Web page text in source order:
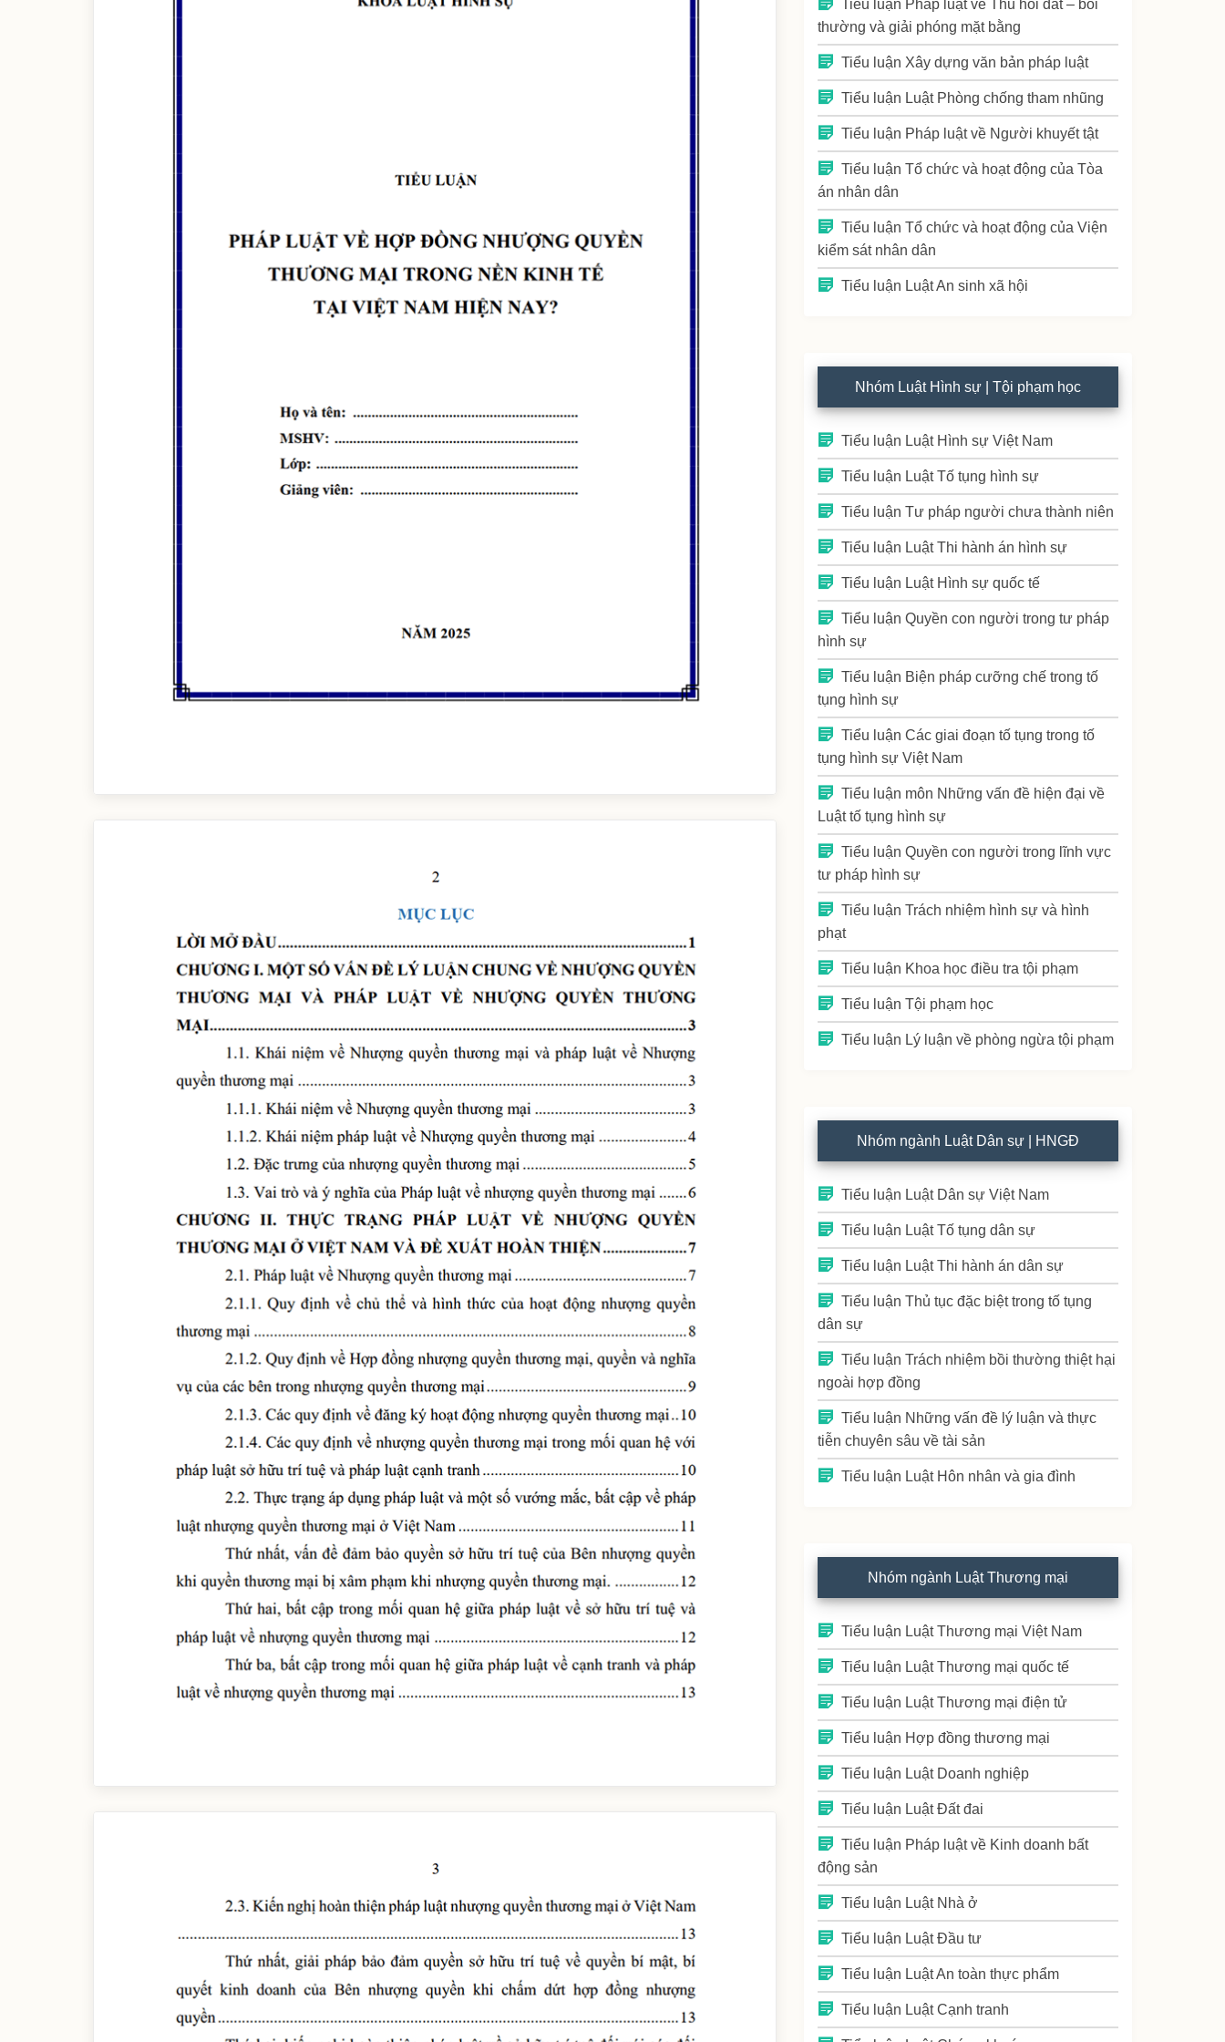
Tiểu luận Pháp luật về Thu hồi đất – bồi
thường và giải phóng mặt bằng
Tiểu luận Xây dựng văn bản pháp luật
Tiểu luận Luật Phòng chống tham nhũng
Tiểu luận Pháp luật về Người khuyết tật
Tiểu luận Tổ chức và hoạt động của Tòa
án nhân dân
Tiểu luận Tổ chức và hoạt động của Viện
kiểm sát nhân dân
Tiểu luận Luật An sinh xã hội
Nhóm Luật Hình sự | Tội phạm học
Tiểu luận Luật Hình sự Việt Nam
Tiểu luận Luật Tố tụng hình sự
Tiểu luận Tư pháp người chưa thành niên
Tiểu luận Luật Thi hành án hình sự
Tiểu luận Luật Hình sự quốc tế
Tiểu luận Quyền con người trong tư pháp
hình sự
Tiểu luận Biện pháp cưỡng chế trong tố
tụng hình sự
Tiểu luận Các giai đoạn tố tụng trong tố
tụng hình sự Việt Nam
Tiểu luận môn Những vấn đề hiện đại về
Luật tố tụng hình sự
Tiểu luận Quyền con người trong lĩnh vực
tư pháp hình sự
Tiểu luận Trách nhiệm hình sự và hình
phạt
Tiểu luận Khoa học điều tra tội phạm
Tiểu luận Tội phạm học
Tiểu luận Lý luận về phòng ngừa tội phạm
Nhóm ngành Luật Dân sự | HNGĐ
Tiểu luận Luật Dân sự Việt Nam
Tiểu luận Luật Tố tụng dân sự
Tiểu luận Luật Thi hành án dân sự
Tiểu luận Thủ tục đặc biệt trong tố tụng
dân sự
Tiểu luận Trách nhiệm bồi thường thiệt hại
ngoài hợp đồng
Tiểu luận Những vấn đề lý luận và thực
tiễn chuyên sâu về tài sản
Tiểu luận Luật Hôn nhân và gia đình
Nhóm ngành Luật Thương mại
Tiểu luận Luật Thương mại Việt Nam
Tiểu luận Luật Thương mại quốc tế
Tiểu luận Luật Thương mại điện tử
Tiểu luận Hợp đồng thương mại
Tiểu luận Luật Doanh nghiệp
Tiểu luận Luật Đất đai
Tiểu luận Pháp luật về Kinh doanh bất
động sản
Tiểu luận Luật Nhà ở
Tiểu luận Luật Đầu tư
Tiểu luận Luật An toàn thực phẩm
Tiểu luận Luật Cạnh tranh